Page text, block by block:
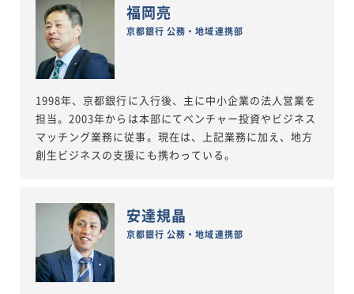
福岡亮
京都銀行 公務・地域連携部
1998年、京都銀行に入行後、主に中小企業の法人営業を
担当。2003年からは本部にてベンチャー投資やビジネス
マッチング業務に従事。現在は、上記業務に加え、地方
創生ビジネスの支援にも携わっている。
安達規晶
京都銀行 公務・地域連携部